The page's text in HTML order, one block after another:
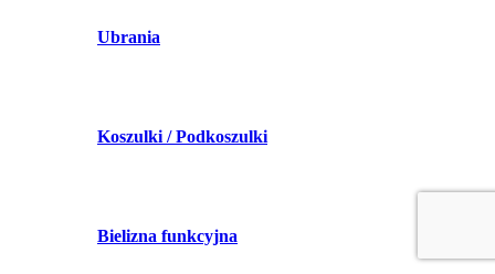
Ubrania
Koszulki / Podkoszulki
Bielizna funkcyjna